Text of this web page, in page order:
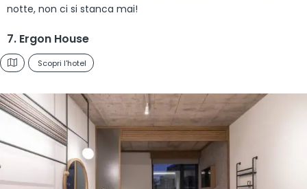
notte, non ci si stanca mai!
7. Ergon House
Scopri l'hotel